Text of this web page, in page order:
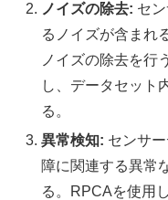
ノイズの除去: セ
るノイズが含まれ
ノイズの除去を行
し、データセット
る。
異常検知: センサ
障に関連する異常
る。RPCAを使用